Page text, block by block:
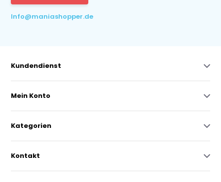
Info@maniashopper.de
Kundendienst
Mein Konto
Kategorien
Kontakt